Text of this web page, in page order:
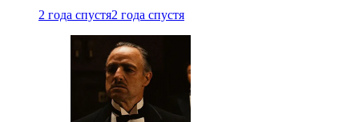
2 года спустя2 года спустя